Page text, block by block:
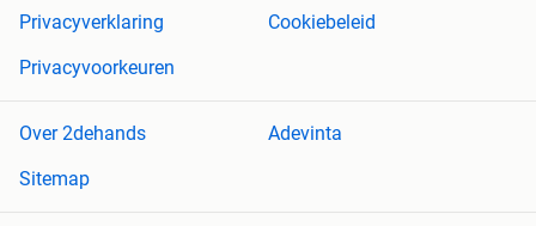
Privacyverklaring
Cookiebeleid
Privacyvoorkeuren
Over 2dehands
Adevinta
Sitemap